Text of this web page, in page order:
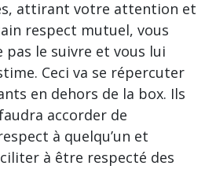
attirant votre attention et
respect mutuel, vous
pas le suivre et vous lui
Ceci va se répercuter
en dehors de la box. Ils
accorder de
à quelqu’un et
à être respecté des